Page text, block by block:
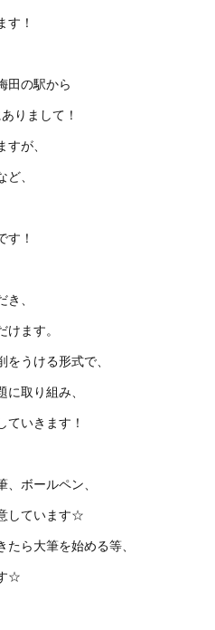
す！
田の駅から
りまして！
が、
、
す！
、
けます。
うける形式で、
取り組み、
ていきます！
ボールペン、
しています☆
たら大筆を始める等、
☆